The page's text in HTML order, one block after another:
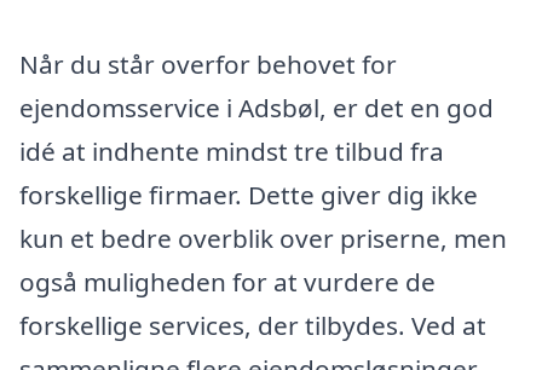
Når du står overfor behovet for
ejendomsservice i Adsbøl, er det en god
idé at indhente mindst tre tilbud fra
forskellige firmaer. Dette giver dig ikke
kun et bedre overblik over priserne, men
også muligheden for at vurdere de
forskellige services, der tilbydes. Ved at